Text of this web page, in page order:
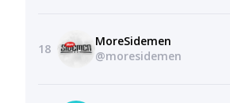
18
MoreSidemen
@moresidemen